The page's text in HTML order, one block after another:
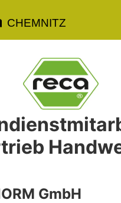
CHEMNITZ
GmbH